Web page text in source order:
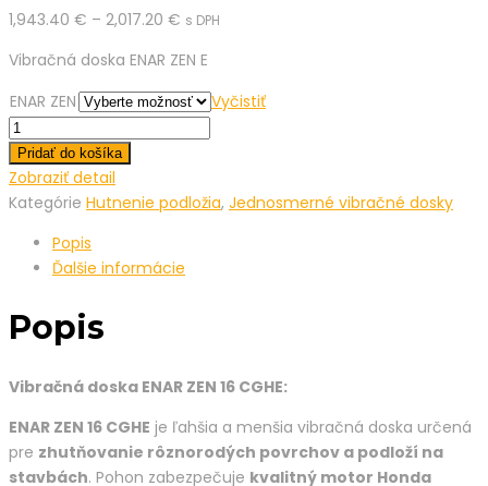
1,943.40 € – 2,017.20 € s DPH
Vibračná doska ENAR ZEN E
ENAR ZEN
Vyčistiť
Vibračná
doska
ENAR
ZEN
quantity
Pridať do košíka
Zobraziť detail
Kategórie Hutnenie podložia, Jednosmerné vibračné dosky
Popis
Ďalšie informácie
Popis
Vibračná doska ENAR ZEN 16 CGHE:
ENAR ZEN 16 CGHE je ľahšia a menšia vibračná doska určená
pre zhutňovanie rôznorodých povrchov a podloží na
stavbách. Pohon zabezpečuje kvalitný motor Honda